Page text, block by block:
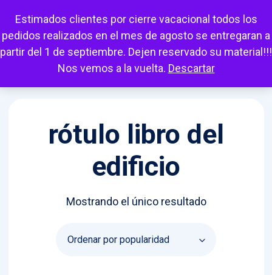
Estimados clientes por cierre vacacional todos los
pedidos realizados en el mes de agosto se entregaran a
partir del 1 de septiembre. Dejen reservado su material!!!
Nos vemos a la vuelta. Descartar
Mi cuenta Carrito Favoritos Escuchar
rótulo libro del
edificio
Mostrando el único resultado